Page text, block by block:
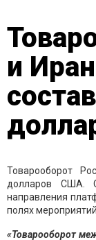
и
Товарооборот
долларов США.
направления
полях
«Товарооборот